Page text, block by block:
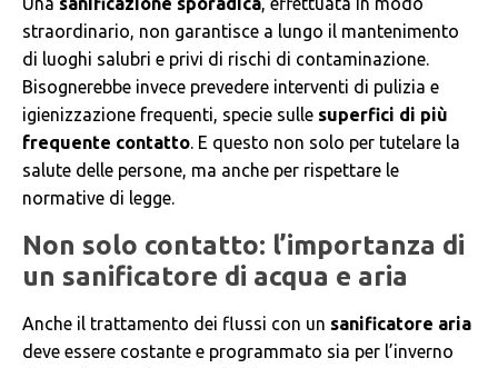
straordinario, non garantisce a lungo il mantenimento
di luoghi salubri e privi di rischi di contaminazione.
Bisognerebbe invece prevedere interventi di pulizia e
igienizzazione frequenti, specie sulle superfici di più
frequente contatto. E questo non solo per tutelare la
salute delle persone, ma anche per rispettare le
normative di legge.
Non solo contatto: l’importanza di
un sanificatore di acqua e aria
Anche il trattamento dei flussi con un sanificatore aria
deve essere costante e programmato sia per l’inverno